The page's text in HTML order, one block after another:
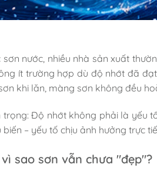
nước, nhiều nhà sản xuất
ít trường hợp dù độ nhớt đã
khi lăn, màng sơn không đều
Độ nhớt không phải là yếu
– yếu tố chịu ảnh hưởng trực
sao sơn vẫn chưa "đẹp"?